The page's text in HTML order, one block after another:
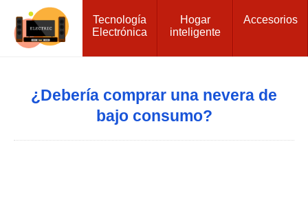
Tecnología
Electrónica
Hogar
inteligente
Accesorios
¿Debería comprar una nevera de
bajo consumo?